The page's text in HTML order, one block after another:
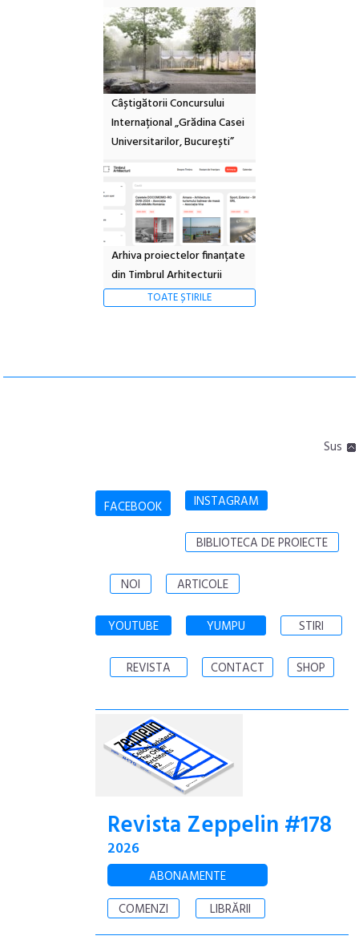
Câștigătorii Concursului
Internațional „Grădina Casei
Universitarilor, București”
Arhiva proiectelor finanțate
din Timbrul Arhitecturii
TOATE ȘTIRILE
Sus
FACEBOOK INSTAGRAM
BIBLIOTECA DE PROIECTE
NOI ARTICOLE
YOUTUBE YUMPU STIRI
REVISTA CONTACT SHOP
Revista Zeppelin #178
2026
ABONAMENTE
COMENZI
LIBRĂRII